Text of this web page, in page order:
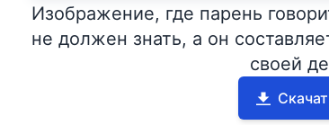
Изображение, где парень
не должен знать, а он
своей